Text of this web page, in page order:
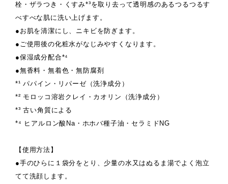
栓・ザラつき・くすみ*³を取り去って透明感のあるつるつるす
べすべな肌に洗い上げます。
●お肌を清潔にし、ニキビを防ぎます。
●ご使用後の化粧水がなじみやすくなります。
●保湿成分配合*⁴
●無香料・無着色・無防腐剤
*¹ パパイン・リパーゼ（洗浄成分）
*² モロッコ溶岩クレイ・カオリン（洗浄成分）
*³ 古い角質による
*⁴ ヒアルロン酸Na・ホホバ種子油・セラミドNG
【使用方法】
●手のひらに１袋分をとり、少量の水又はぬるま湯でよく泡立
てて洗顔します。